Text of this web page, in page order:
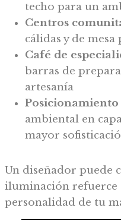
techo para un
Centros
cálidas y de
Café de
barras de
artesanía
ambiental en
mayor
Un diseñador puede
iluminación refuerce
personalidad de tu